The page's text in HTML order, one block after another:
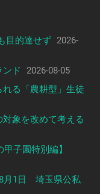
目的達せず 2026-
ンド
2026-08-05
る「農耕型」生徒
象を改めて考える
子園特別編】
月1日 埼玉県公私